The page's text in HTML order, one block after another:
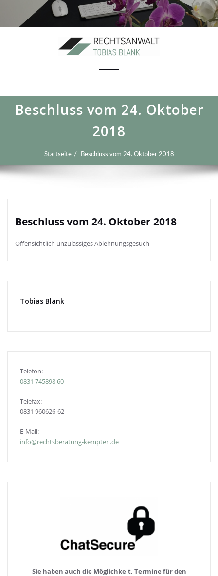
SCHALTE
Beschluss vom 24. Oktober
2018
Startseite Beschluss vom 24. Oktober 2018
Beschluss vom 24. Oktober 2018
Offensichtlich unzulässiges Ablehnungsgesuch
Tobias Blank
Telefon:
0831 745898 60
Telefax:
0831 960626-62
E-Mail:
info@rechtsberatung-kempten.de
Sie haben auch die Möglichkeit, Termine für den